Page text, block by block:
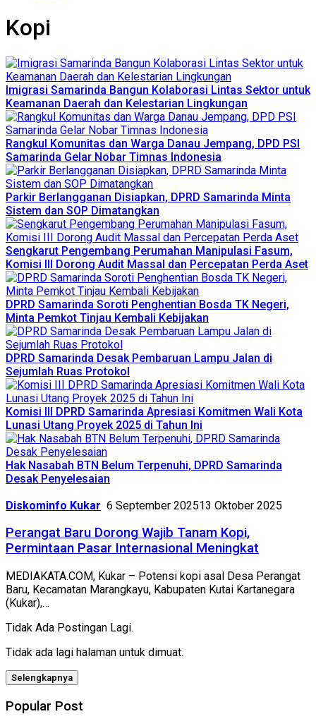
Kopi
Imigrasi Samarinda Bangun Kolaborasi Lintas Sektor untuk
Keamanan Daerah dan Kelestarian Lingkungan
Rangkul Komunitas dan Warga Danau Jempang, DPD PSI
Samarinda Gelar Nobar Timnas Indonesia
Parkir Berlangganan Disiapkan, DPRD Samarinda Minta
Sistem dan SOP Dimatangkan
Sengkarut Pengembang Perumahan Manipulasi Fasum,
Komisi III Dorong Audit Massal dan Percepatan Perda Aset
DPRD Samarinda Soroti Penghentian Bosda TK Negeri,
Minta Pemkot Tinjau Kembali Kebijakan
DPRD Samarinda Desak Pembaruan Lampu Jalan di
Sejumlah Ruas Protokol
Komisi III DPRD Samarinda Apresiasi Komitmen Wali Kota
Lunasi Utang Proyek 2025 di Tahun Ini
Hak Nasabah BTN Belum Terpenuhi, DPRD Samarinda
Desak Penyelesaian
Diskominfo Kukar 6 September 202513 Oktober 2025
Perangat Baru Dorong Wajib Tanam Kopi,
Permintaan Pasar Internasional Meningkat
MEDIAKATA.COM, Kukar – Potensi kopi asal Desa Perangat
Baru, Kecamatan Marangkayu, Kabupaten Kutai Kartanegara
(Kukar),…
Tidak Ada Postingan Lagi.
Tidak ada lagi halaman untuk dimuat.
Selengkapnya
Popular Post